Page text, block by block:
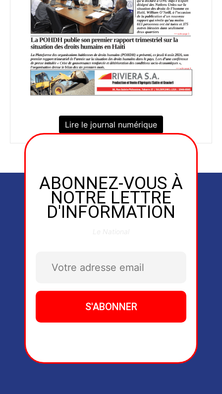
Lire le journal numérique
ABONNEZ-VOUS À
NOTRE LETTRE
D'INFORMATION